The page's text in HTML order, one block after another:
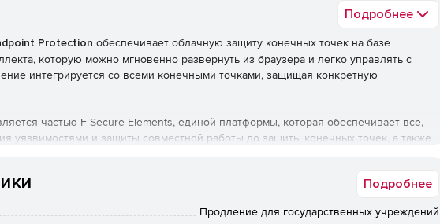
Подробнее
Protection обеспечивает облачную защиту конечных точек на базе
которую можно мгновенно развернуть из браузера и легко управлять с
интегрируется со всеми конечными точками, защищая конкретную
частью F-Secure Elements, единой платформы, которая обеспечивает все,
уязвимостями и защиты совместной работы до защиты конечных точек, а также
Center
для повышения статуса безопасности компании. Решение также выполняет
Подробнее
Продление для государственных учреждений